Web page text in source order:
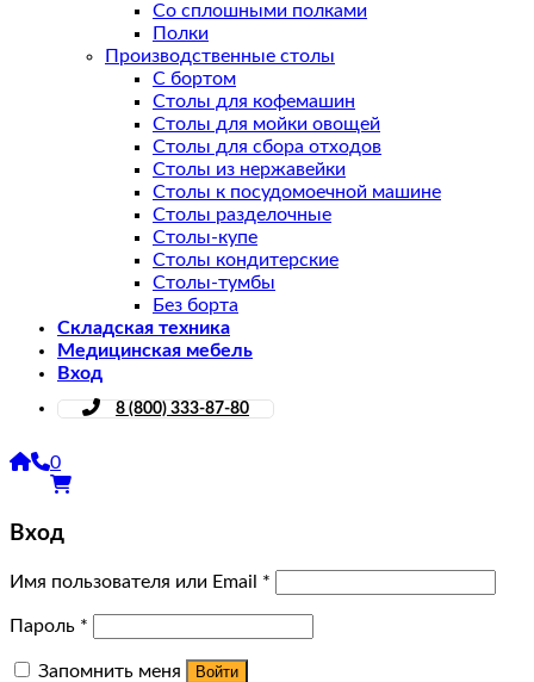
Со сплошными полками
Полки
Производственные столы
С бортом
Столы для кофемашин
Столы для мойки овощей
Столы для сбора отходов
Столы из нержавейки
Столы к посудомоечной машине
Столы разделочные
Столы-купе
Столы кондитерские
Столы-тумбы
Без борта
Складская техника
Медицинская мебель
Вход
8 (800) 333-87-80
0
Вход
Имя пользователя или Email *
Пароль *
Запомнить меня Войти